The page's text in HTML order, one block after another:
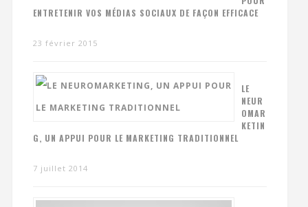
ENTRETENIR VOS MÉDIAS SOCIAUX DE FAÇON EFFICACE
23 février 2015
LE
NEUR
OMAR
KETIN
G, UN APPUI POUR LE MARKETING TRADITIONNEL
7 juillet 2014